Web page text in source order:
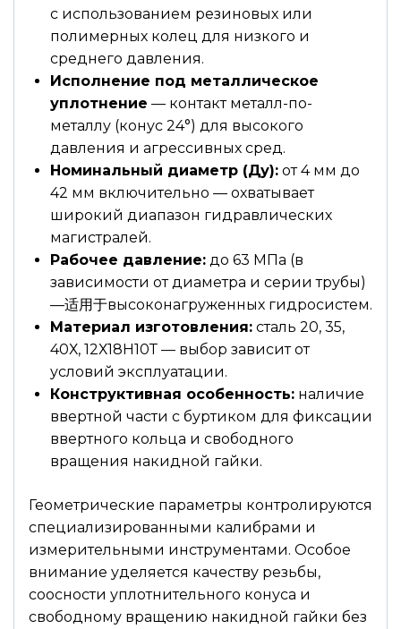
с использованием резиновых или
полимерных колец для низкого и
среднего давления.
Исполнение под металлическое
уплотнение — контакт металл-по-
металлу (конус 24°) для высокого
давления и агрессивных сред.
Номинальный диаметр (Ду): от 4 мм до
42 мм включительно — охватывает
широкий диапазон гидравлических
магистралей.
Рабочее давление: до 63 МПа (в
зависимости от диаметра и серии трубы)
—适用于высоконагруженных гидросистем.
Материал изготовления: сталь 20, 35,
40Х, 12Х18Н10Т — выбор зависит от
условий эксплуатации.
Конструктивная особенность: наличие
ввертной части с буртиком для фиксации
ввертного кольца и свободного
вращения накидной гайки.
Геометрические параметры контролируются
специализированными калибрами и
измерительными инструментами. Особое
внимание уделяется качеству резьбы,
соосности уплотнительного конуса и
свободному вращению накидной гайки без